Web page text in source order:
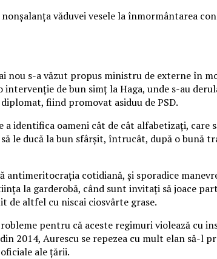
văduvei vesele la înmormântarea
nou s-a văzut propus ministru de externe în
de bun simţ la Haga, unde s-au
fiind promovat asiduu de PSD.
identifica oameni cât de cât alfabetizaţi,
le ducă la bun sfârşit, întrucât, după o bună
cotidiană, şi sporadice
la garderobă, când sunt invitaţi să joace
de altfel cu niscai ciosvârte grase.
pentru că aceste regimuri violează cu
2014, Aurescu se repezea cu mult elan să-l
ale ţării.